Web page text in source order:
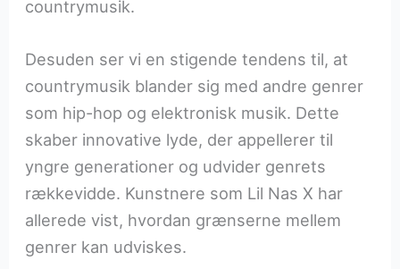
countrymusik.
Desuden ser vi en stigende tendens til, at
countrymusik blander sig med andre genrer
som hip-hop og elektronisk musik. Dette
skaber innovative lyde, der appellerer til
yngre generationer og udvider genrets
rækkevidde. Kunstnere som Lil Nas X har
allerede vist, hvordan grænserne mellem
genrer kan udviskes.